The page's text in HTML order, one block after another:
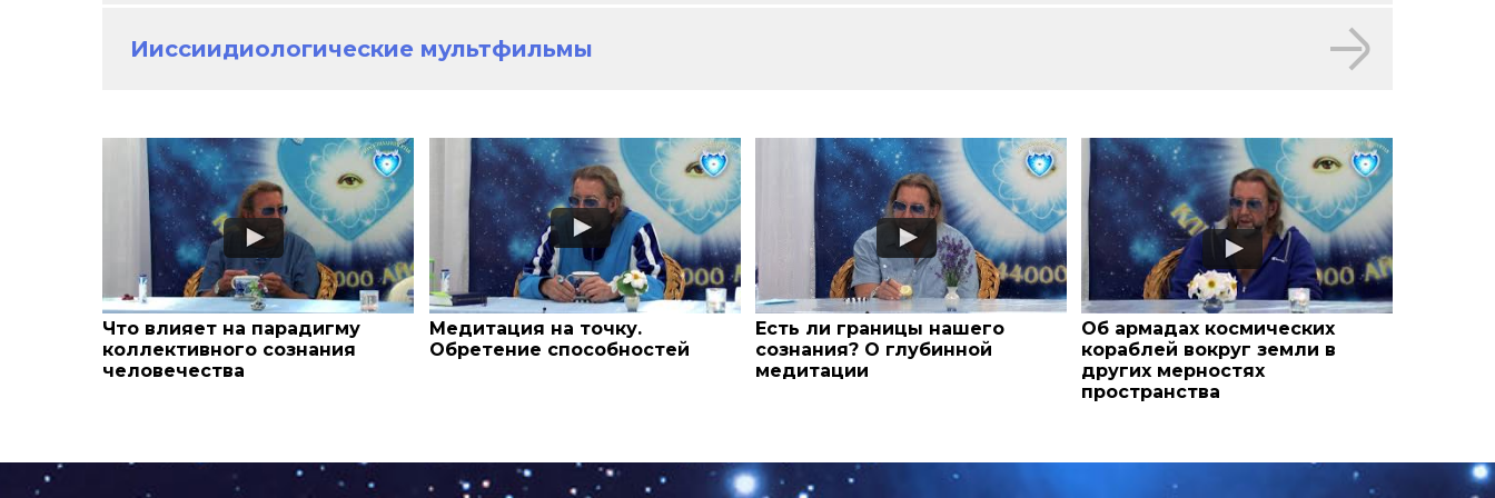
Ииссиидиологические мультфильмы
Что влияет на парадигму
коллективного сознания
человечества
Медитация на точку.
Обретение способностей
Есть ли границы нашего
сознания? О глубинной
медитации
Об армадах космических
кораблей вокруг земли в
других мерностях
пространства